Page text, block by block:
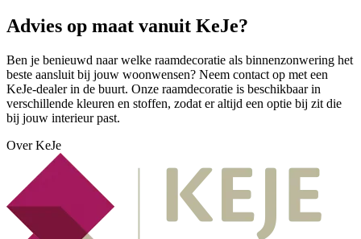
Advies op maat vanuit KeJe?
Ben je benieuwd naar welke raamdecoratie als binnenzonwering het
beste aansluit bij jouw woonwensen? Neem contact op met een
KeJe-dealer in de buurt. Onze raamdecoratie is beschikbaar in
verschillende kleuren en stoffen, zodat er altijd een optie bij zit die
bij jouw interieur past.
Over KeJe